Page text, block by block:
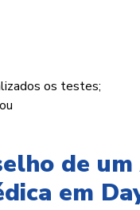
os testes;
de
em